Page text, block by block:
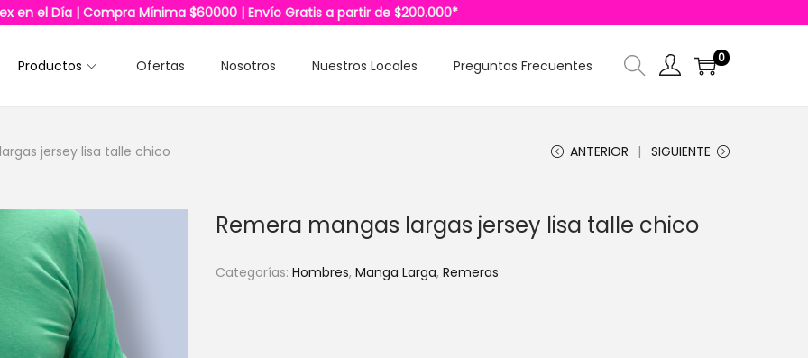
en el Día | Compra Mínima $60000 | Envío Gratis a partir de $200.000*
Productos Ofertas Nosotros Nuestros Locales Preguntas Frecuentes 0
jersey lisa talle chico ANTERIOR SIGUIENTE
Remera mangas largas jersey lisa talle chico
Categorías: Hombres, Manga Larga, Remeras